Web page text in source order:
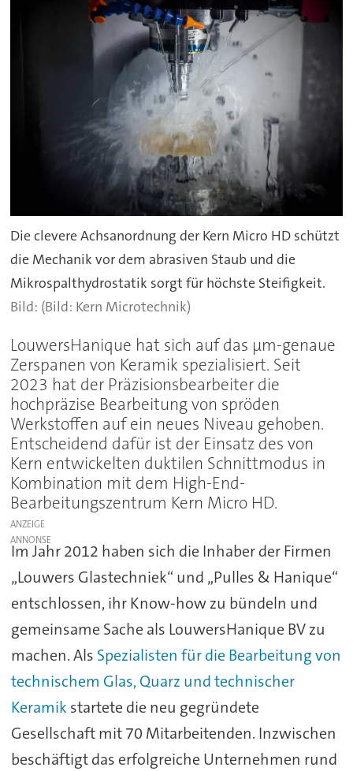
Die clevere Achsanordnung der Kern Micro HD schützt
die Mechanik vor dem abrasiven Staub und die
Mikrospalthydrostatik sorgt für höchste Steifigkeit.
(Bild: Kern Microtechnik)
LouwersHanique hat sich auf das µm-genaue
Zerspanen von Keramik spezialisiert. Seit
2023 hat der Präzisionsbearbeiter die
hochpräzise Bearbeitung von spröden
Werkstoffen auf ein neues Niveau gehoben.
Entscheidend dafür ist der Einsatz des von
Kern entwickelten duktilen Schnittmodus in
Kombination mit dem High-End-
Bearbeitungszentrum Kern Micro HD.
ANZEIGE
Im Jahr 2012 haben sich die Inhaber der Firmen
„Louwers Glastechniek“ und „Pulles & Hanique“
entschlossen, ihr Know-how zu bündeln und
gemeinsame Sache als LouwersHanique BV zu
machen. Als Spezialisten für die Bearbeitung von
technischem Glas, Quarz und technischer
Keramik startete die neu gegründete
Gesellschaft mit 70 Mitarbeitenden. Inzwischen
beschäftigt das erfolgreiche Unternehmen rund